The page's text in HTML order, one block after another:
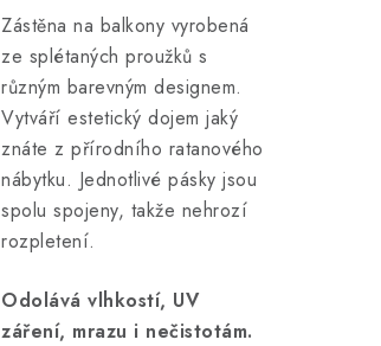
Zástěna na balkony vyrobená
ze splétaných proužků s
různým barevným designem.
Vytváří estetický dojem jaký
znáte z přírodního ratanového
nábytku. Jednotlivé pásky jsou
spolu spojeny, takže nehrozí
rozpletení.
Odolává vlhkostí, UV
záření, mrazu i nečistotám.